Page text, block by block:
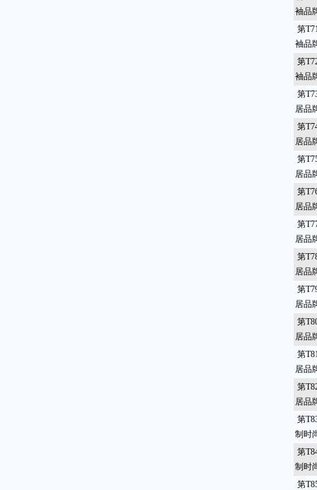
袖品
第
袖品
第
袖品
第
居品
第
居品
第
居品
第
居品
第
居品
第
居品
第
居品
第
居品
第
居品
第
居品
第
制时
第
制时
第